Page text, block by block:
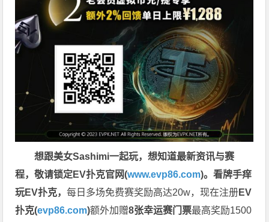
想跟美女Sashimi一起玩，想知道最新资讯与赛
程，敬请锁定EV扑克官网(www.evp86.com)。看牌手痒
玩EV扑克，每日多场免费赛奖励高达20w，现在注册EV
扑克(evp86.com)额外加赠8张幸运赛门票最高奖励1500